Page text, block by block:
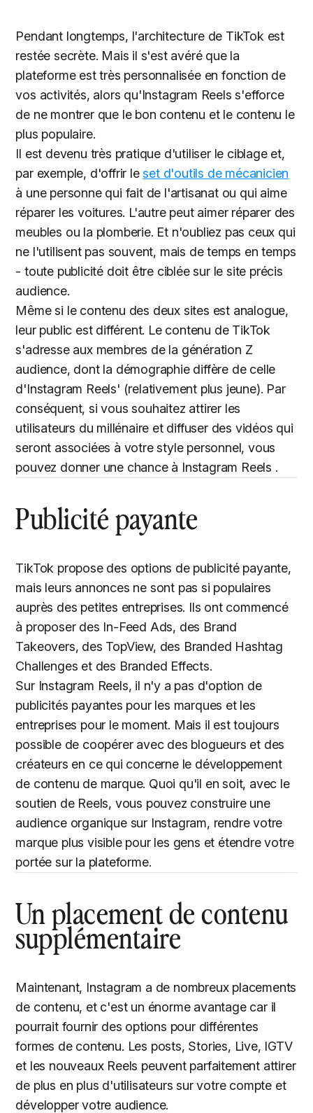
Pendant longtemps, l'architecture de TikTok est
restée secrète. Mais il s'est avéré que la
plateforme est très personnalisée en fonction de
vos activités, alors qu'Instagram Reels s'efforce
de ne montrer que le bon contenu et le contenu le
plus populaire.
Il est devenu très pratique d'utiliser le ciblage et,
par exemple, d'offrir leset d'outils de mécanicien
à une personne qui fait de l'artisanat ou qui aime
réparer les voitures. L'autre peut aimer réparer des
meubles ou la plomberie. Et n'oubliez pas ceux qui
ne l'utilisent pas souvent, mais de temps en temps
- toute publicité doit être ciblée sur le site précis
audience.
Même si le contenu des deux sites est analogue,
leur public est différent. Le contenu de TikTok
s'adresse aux membres de la génération Z
audience, dont la démographie diffère de celle
d'Instagram Reels' (relativement plus jeune). Par
conséquent, si vous souhaitez attirer les
utilisateurs du millénaire et diffuser des vidéos qui
seront associées à votre style personnel, vous
pouvez donner une chance à Instagram Reels .
Publicité payante
TikTok propose des options de publicité payante,
mais leurs annonces ne sont pas si populaires
auprès des petites entreprises. Ils ont commencé
à proposer des In-Feed Ads, des Brand
Takeovers, des TopView, des Branded Hashtag
Challenges et des Branded Effects.
Sur Instagram Reels, il n'y a pas d'option de
publicités payantes pour les marques et les
entreprises pour le moment. Mais il est toujours
possible de coopérer avec des blogueurs et des
créateurs en ce qui concerne le développement
de contenu de marque. Quoi qu'il en soit, avec le
soutien de Reels, vous pouvez construire une
audience organique sur Instagram, rendre votre
marque plus visible pour les gens et étendre votre
portée sur la plateforme.
Un placement de contenu
supplémentaire
Maintenant, Instagram a de nombreux placements
de contenu, et c'est un énorme avantage car il
pourrait fournir des options pour différentes
formes de contenu. Les posts, Stories, Live, IGTV
et les nouveaux Reels peuvent parfaitement attirer
de plus en plus d'utilisateurs sur votre compte et
développer votre audience.